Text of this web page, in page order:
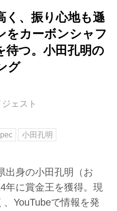
く、振り心地も遜
をカーボンシャフ
待つ。小田孔明の
グ
ェスト
小田孔明
出身の小田孔明（お
年に賞金王を獲得。現
YouTubeで情報を発